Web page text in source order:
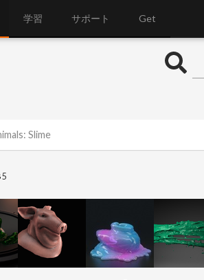
学習 サポート Get
Slime
5